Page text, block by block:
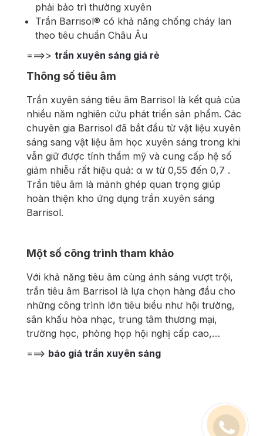
phải bảo trì thường xuyên
Trần Barrisol® có khả năng chống cháy lan
theo tiêu chuẩn Châu Âu
===>> trần xuyên sáng giá rẻ
Thông số tiêu âm
Trần xuyên sáng tiêu âm Barrisol là kết quả của
nhiều năm nghiên cứu phát triển sản phẩm. Các
chuyên gia Barrisol đã bắt đầu từ vật liệu xuyên
sáng sang vật liệu âm học xuyên sáng trong khi
vẫn giữ được tính thẩm mỹ và cung cấp hệ số
giảm nhiễu rất hiệu quả: α w từ 0,55 đến 0,7 .
Trần tiêu âm là mảnh ghép quan trọng giúp
hoàn thiện kho ứng dụng trần xuyên sáng
Barrisol.
Một số công trình tham khảo
Với khả năng tiêu âm cùng ánh sáng vượt trội,
trần tiêu âm Barrisol là lựa chọn hàng đầu cho
những công trình lớn tiêu biểu như hội trường,
sân khấu hòa nhạc, trung tâm thương mại,
trường học, phòng họp hội nghị cấp cao,…
===> báo giá trần xuyên sáng